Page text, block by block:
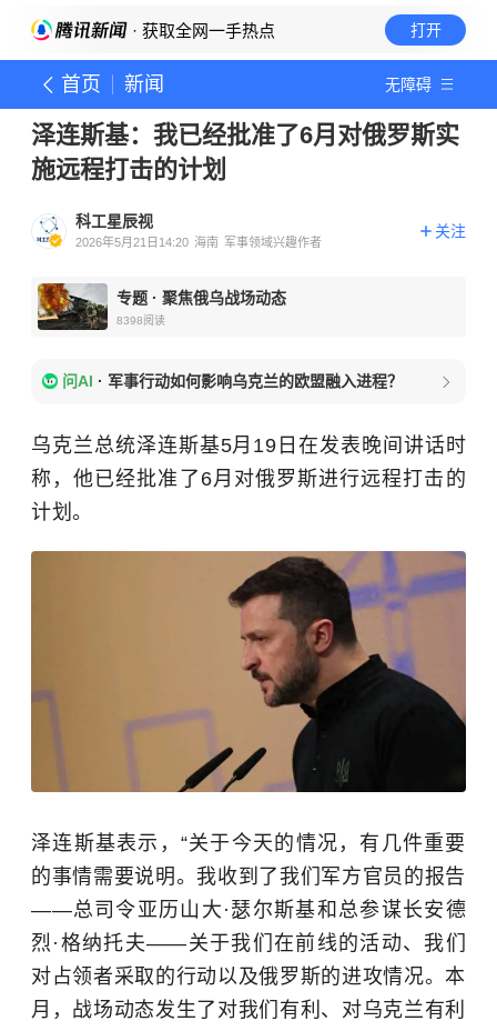
· 获取全网一手热点 打开
首页 新闻 无障碍
泽连斯基：我已经批准了6月对俄罗斯实
施远程打击的计划
科工星辰视
2026年5月21日14:20 海南 军事领域兴趣作者
关注
专题 · 聚焦俄乌战场动态
8398阅读
问AI · 军事行动如何影响乌克兰的欧盟融入进程？
乌克兰总统泽连斯基5月19日在发表晚间讲话时
称，他已经批准了6月对俄罗斯进行远程打击的
计划。
泽连斯基表示，“关于今天的情况，有几件重要
的事情需要说明。我收到了我们军方官员的报告
——总司令亚历山大·瑟尔斯基和总参谋长安德
烈·格纳托夫——关于我们在前线的活动、我们
对占领者采取的行动以及俄罗斯的进攻情况。本
月，战场动态发生了对我们有利、对乌克兰有利